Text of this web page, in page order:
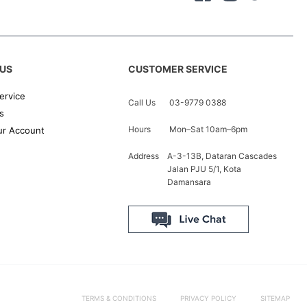
Account
CUSTOMER SERVICE
Call Us 03-9779 0388
Hours Mon–Sat 10am–6pm
Address
A-3-13B, Dataran Cascades
Jalan PJU 5/1, Kota
Damansara
TERMS & CONDITIONS PRIVACY POLICY SITEMAP